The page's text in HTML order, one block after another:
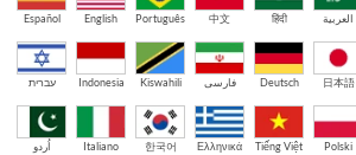
Español English Português 中文 हिंदी العربية
עברית Indonesia Kiswahili فارسی Deutsch 日本語
اُردو Italiano 한국어 Ελληνικά Tiếng Việt Polski